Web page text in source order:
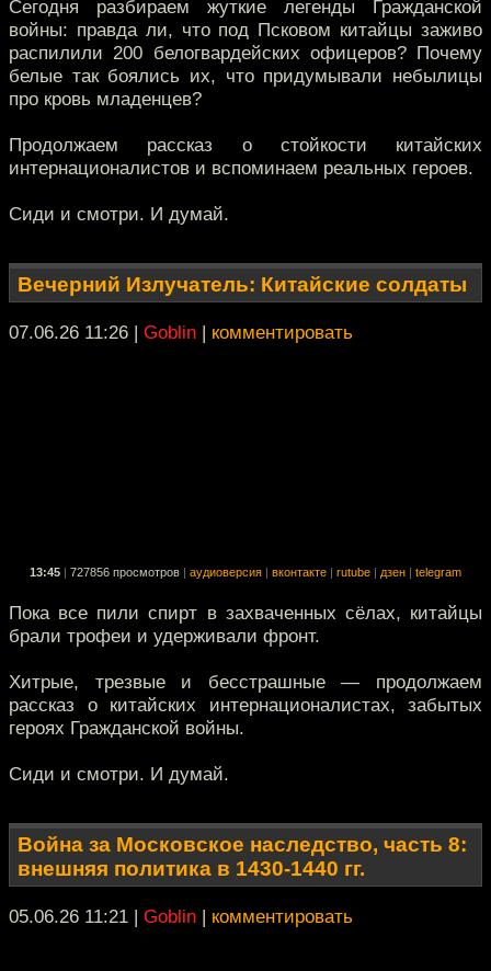
Сегодня разбираем жуткие легенды Гражданской
войны: правда ли, что под Псковом китайцы заживо
распилили 200 белогвардейских офицеров? Почему
белые так боялись их, что придумывали небылицы
про кровь младенцев?
Продолжаем рассказ о стойкости китайских
интернационалистов и вспоминаем реальных героев.
Сиди и смотри. И думай.
Вечерний Излучатель: Китайские солдаты
07.06.26 11:26 | Goblin | комментировать
13:45 727856 просмотров аудиоверсия вконтакте rutube дзен telegram
Пока все пили спирт в захваченных сёлах, китайцы
брали трофеи и удерживали фронт.
Хитрые, трезвые и бесстрашные — продолжаем
рассказ о китайских интернационалистах, забытых
героях Гражданской войны.
Сиди и смотри. И думай.
Война за Московское наследство, часть 8:
внешняя политика в 1430-1440 гг.
05.06.26 11:21 | Goblin | комментировать